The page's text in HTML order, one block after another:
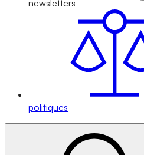
newsletters
politiques